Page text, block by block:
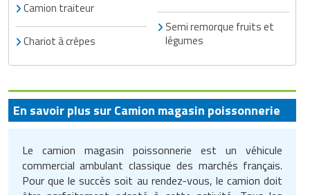
Ustensile cuisine professionnel
Vêtements personnalisés
Traitement de l'air
Traitement des eaux
Transformateur électrique
Tuyau flexible
Tapis et caillebotis
Traitement du linge
Vestiaires et casiers
Equipements de football
Equipements de karting
Equipements pour roller
Equipements pour stade et terrain
sportif
Pétrin professionnel
Piano de cuisson
Pompes à sauce
Portes commandes restaurant
Présentoir pour restaurant
Camion traiteur
Chariot à crêpes
Semi remorque fruits et
légumes
En savoir plus sur Camion magasin poissonnerie
Le camion magasin poissonnerie est un véhicule
commercial ambulant classique des marchés français.
Pour que le succès soit au rendez-vous, le camion doit